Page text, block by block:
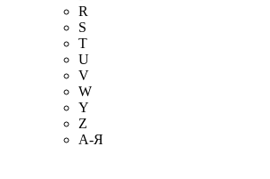
R
S
T
U
V
W
Y
Z
А-Я